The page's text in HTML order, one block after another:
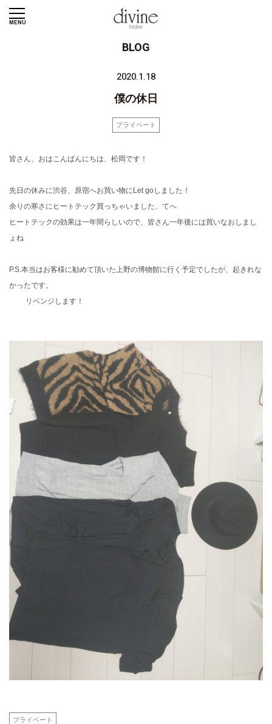
MENU
BLOG
2020.1.18
僕の休日
プライベート
皆さん、おはこんばんにちは、松岡です！
先日の休みに渋谷、原宿へお買い物にLet goしました！
余りの寒さにヒートテック買っちゃいました、てへ
ヒートテックの効果は一年間らしいので、皆さん一年後には買いなおしまし
ょね
P.S.本当はお客様に勧めて頂いた上野の博物館に行く予定でしたが、起きれな
かったです。
リベンジします！
プライベート